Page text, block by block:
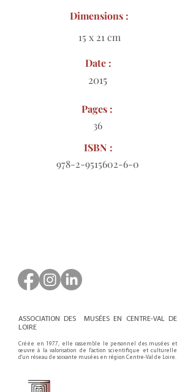
Dimensions :
15 x 21 cm
Date :
2015
Pages :
36
ISBN :
978-2-9515602-6-0
ASSOCIATION DES MUSÉES EN CENTRE-VAL DE
LOIRE
Créée en 1977, elle rassemble le personnel des musées et
œuvre à la valorisation de l'action scientifique et culturelle
d'un réseau de soixante musées en région Centre-Val de Loire.